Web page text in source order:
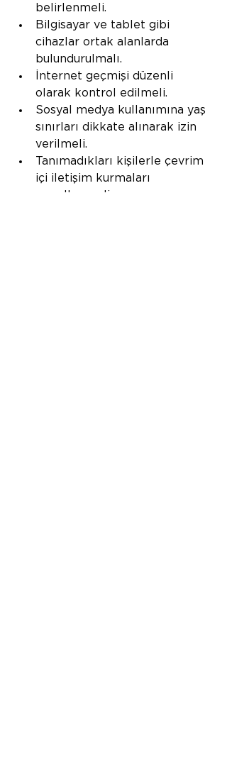
belirlenmeli.
Bilgisayar ve tablet gibi
cihazlar ortak alanlarda
bulundurulmalı.
İnternet geçmişi düzenli
olarak kontrol edilmeli.
Sosyal medya kullanımına yaş
sınırları dikkate alınarak izin
verilmeli.
Tanımadıkları kişilerle çevrim
içi iletişim kurmaları
engellenmeli.